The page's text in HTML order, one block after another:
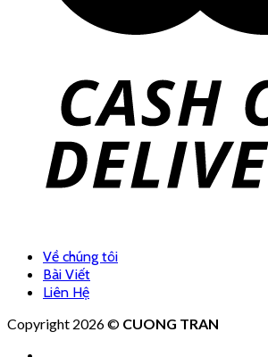
Về chúng tôi
Bài Viết
Liên Hệ
Copyright 2026 © CUONG TRAN